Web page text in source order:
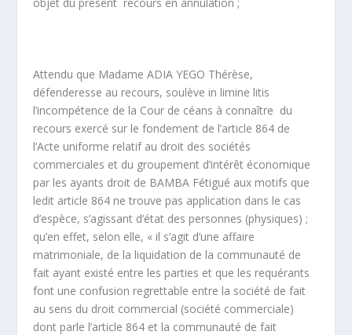
Attendu que Madame ADIA YEGO Thérèse,
défenderesse au recours, soulève in limine litis
l’incompétence de la Cour de céans à connaître du
recours exercé sur le fondement de l’article 864 de
l’Acte uniforme relatif au droit des sociétés
commerciales et du groupement d’intérêt économique
par les ayants droit de BAMBA Fétigué aux motifs que
ledit article 864 ne trouve pas application dans le cas
d’espèce, s’agissant d’état des personnes (physiques) ;
qu’en effet, selon elle, « il s’agit d’une affaire
matrimoniale, de la liquidation de la communauté de
fait ayant existé entre les parties et que les requérants
font une confusion regrettable entre la société de fait
au sens du droit commercial (société commerciale)
dont parle l’article 864 et la communauté de fait